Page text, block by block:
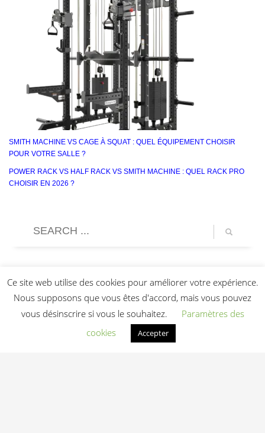
SMITH MACHINE VS CAGE À SQUAT : QUEL ÉQUIPEMENT CHOISIR
POUR VOTRE SALLE ?
POWER RACK VS HALF RACK VS SMITH MACHINE : QUEL RACK PRO
CHOISIR EN 2026 ?
Ce site web utilise des cookies pour améliorer votre expérience.
Nous supposons que vous êtes d'accord, mais vous pouvez
vous désinscrire si vous le souhaitez.
Paramètres des
cookies
Accepter